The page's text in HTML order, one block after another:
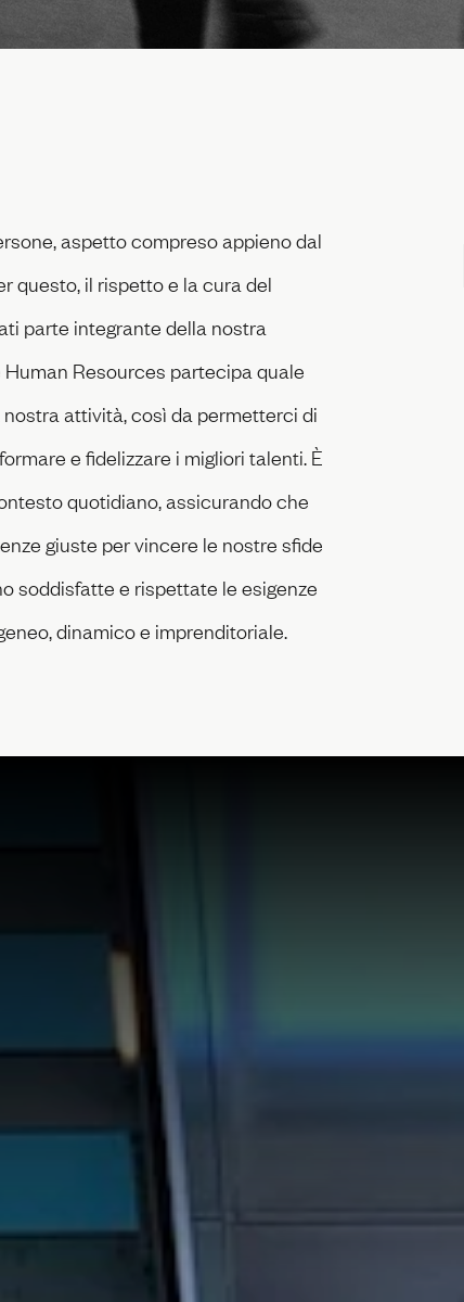
aspetto compreso appieno dal
questo, il rispetto e la cura del
parte integrante della nostra
Resources partecipa quale
attività, così da permetterci di
e fidelizzare i migliori talenti. È
quotidiano, assicurando che
giuste per vincere le nostre sfide
soddisfatte e rispettate le esigenze
dinamico e imprenditoriale.